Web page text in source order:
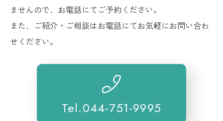
ませんので、お電話にてご予約ください。
また、ご紹介・ご相談はお電話にてお気軽にお問い合わ
せください。
Tel.044-751-9995